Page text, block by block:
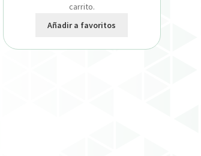
carrito.
Añadir a favoritos